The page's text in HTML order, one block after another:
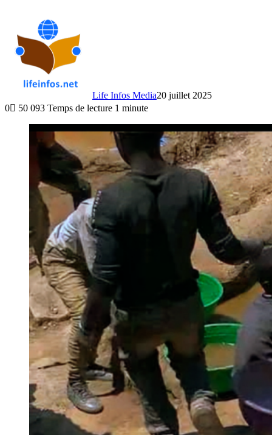
Life Infos Media20 juillet 2025
0
50 093 Temps de lecture 1 minute